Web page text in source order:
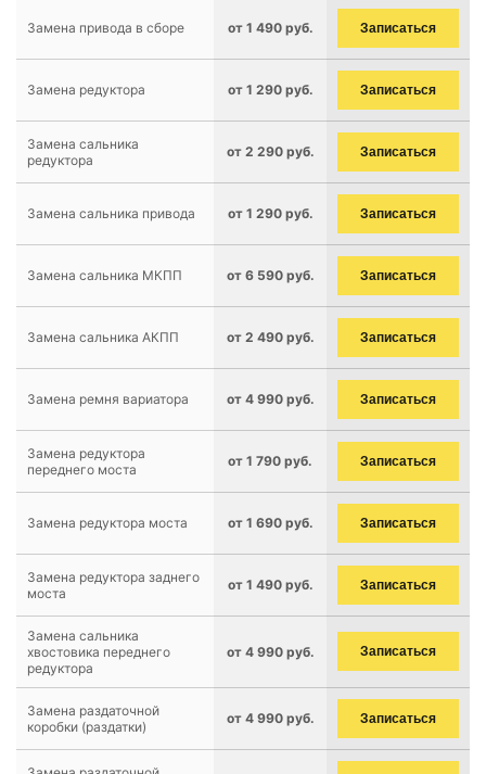
Замена привода в сборе от 1 490 руб. Записаться
Замена редуктора от 1 290 руб. Записаться
Замена сальника
редуктора
от 2 290 руб. Записаться
Замена сальника привода от 1 290 руб. Записаться
Замена сальника МКПП от 6 590 руб. Записаться
Замена сальника АКПП от 2 490 руб. Записаться
Замена ремня вариатора от 4 990 руб. Записаться
Замена редуктора
переднего моста
от 1 790 руб. Записаться
Замена редуктора моста от 1 690 руб. Записаться
Замена редуктора заднего
моста
от 1 490 руб. Записаться
Замена сальника
хвостовика переднего
редуктора
от 4 990 руб. Записаться
Замена раздаточной
коробки (раздатки)
от 4 990 руб. Записаться